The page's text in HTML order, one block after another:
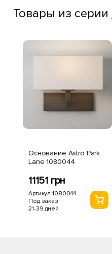
Товары из серии
Основание Astro Park
Lane 1080044
11151 грн
Артикул 1080044
Под заказ
21-39 дней